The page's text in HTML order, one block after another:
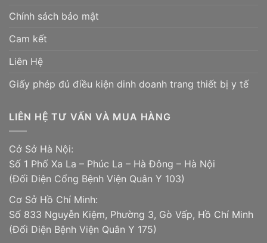
Chính sách bảo mật
Cam kết
Liên Hệ
Giấy phép đủ điều kiện dinh doanh trang thiết bị y tế
LIÊN HỆ TƯ VẤN VÀ MUA HÀNG
Cở Sở Hà Nội:
Số 1 Phố Xa La – Phúc La – Hà Đông – Hà Nội
(Đối Diện Cổng Bệnh Viện Quân Y 103)
Cơ Sở Hồ Chí Minh:
Số 833 Nguyễn Kiệm, Phường 3, Gò Vấp, Hồ Chí Minh
(Đối Diện Bệnh Viện Quân Y 175)